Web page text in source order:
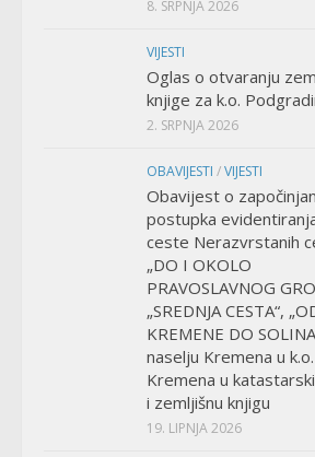
8. SRPNJA 2026
VIJESTI
Oglas o otvaranju
knjige za k.o.
2. SRPNJA 2026
OBAVIJESTI /VIJESTI
Obavijest o
postupka
ceste Nerazvrstanih
„DO I OKOLO
PRAVOSLAVNOG
„SREDNJA CESTA“,
KREMENE DO
naselju Kremena u k.o.
Kremena u
i zemljišnu knjigu
19. LIPNJA 2026